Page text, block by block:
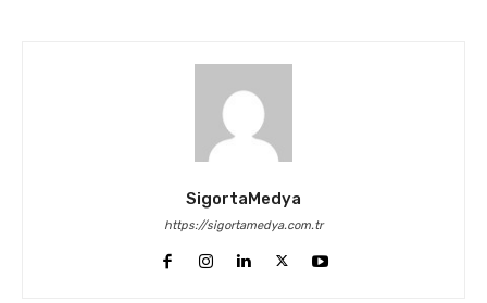
SigortaMedya
https://sigortamedya.com.tr